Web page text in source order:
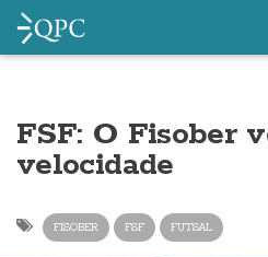
FSF: O Fisober
velocidade
FISOBER FSF FUTSAL